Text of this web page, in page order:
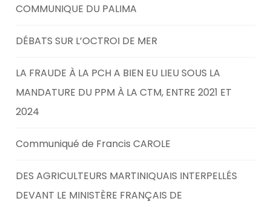
COMMUNIQUE DU PALIMA
DÉBATS SUR L’OCTROI DE MER
LA FRAUDE À LA PCH A BIEN EU LIEU SOUS LA
MANDATURE DU PPM À LA CTM, ENTRE 2021 ET
2024
Communiqué de Francis CAROLE
DES AGRICULTEURS MARTINIQUAIS INTERPELLÉS
DEVANT LE MINISTÈRE FRANÇAIS DE